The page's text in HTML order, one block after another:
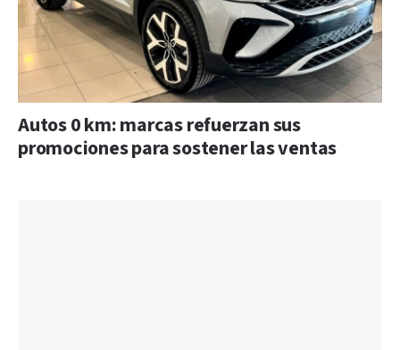
Autos 0 km: marcas refuerzan sus
promociones para sostener las ventas